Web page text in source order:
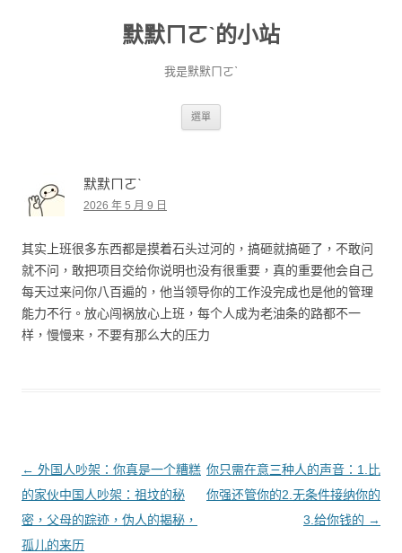
默默ㄇㄛˋ的小站
我是默默ㄇㄛˋ
選單
默默ㄇㄛˋ
2026 年 5 月 9 日
其实上班很多东西都是摸着石头过河的，搞砸就搞砸了，不敢问
就不问，敢把项目交给你说明也没有很重要，真的重要他会自己
每天过来问你八百遍的，他当领导你的工作没完成也是他的管理
能力不行。放心闯祸放心上班，每个人成为老油条的路都不一
样，慢慢来，不要有那么大的压力
文章導覽
← 外国人吵架：你真是一个糟糕
的家伙中国人吵架：祖坟的秘
密，父母的踪迹，伪人的揭秘，
孤儿的来历
你只需在意三种人的声音：1.比
你强还管你的2.无条件接纳你的
3.给你钱的 →